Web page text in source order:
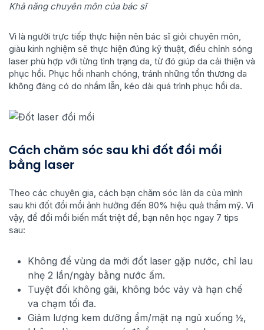
Khả năng chuyên môn của bác sĩ
Vì là người trực tiếp thực hiện nên bác sĩ giỏi chuyên môn,
giàu kinh nghiệm sẽ thực hiện đúng kỹ thuật, điều chỉnh sóng
laser phù hợp với từng tình trạng da, từ đó giúp da cải thiện và
phục hồi. Phục hồi nhanh chóng, tránh những tổn thương da
không đáng có do nhầm lẫn, kéo dài quá trình phục hồi da.
Cách chăm sóc sau khi đốt đồi mồi
bằng laser
Theo các chuyên gia, cách bạn chăm sóc làn da của mình
sau khi đốt đồi mồi ảnh hưởng đến 80% hiệu quả thẩm mỹ. Vì
vậy, để đổi mồi biến mất triệt để, bạn nên học ngay 7 tips
sau:
Không để vùng da mới đốt laser gặp nước, chỉ lau
nhẹ 2 lần/ngày bằng nước ấm.
Tuyệt đối không gãi, không bóc vảy và hạn chế
va chạm tối đa.
Giảm lượng kem dưỡng ẩm/mặt nạ ngủ xuống ½,